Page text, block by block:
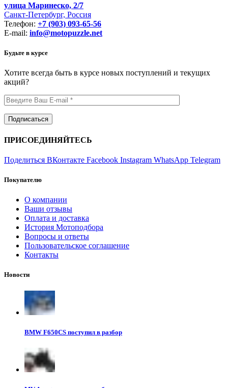
улица Маринеско, 2/7
Санкт-Петербург, Россия
Телефон: +7 (903) 093-65-56
E-mail: info@motopuzzle.net
Будьте в курсе
Хотите всегда быть в курсе новых поступлений и текущих
акций?
ПРИСОЕДИНЯЙТЕСЬ
Поделиться ВКонтакте Facebook Instagram WhatsApp Telegram
Покупателю
О компании
Ваши отзывы
Оплата и доставка
История Мотоподбора
Вопросы и ответы
Пользовательское соглашение
Контакты
Новости
BMW F650CS поступил в разбор